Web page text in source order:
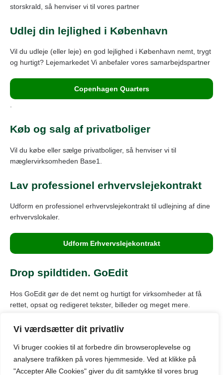
Vi værdsætter dit privatliv
Vi bruger cookies til at forbedre din browseroplevelse og
analysere trafikken på vores hjemmeside Ved at klikke på
"Accepter Alle Cookies" giver du dit samtykke til vores brug
storskrald, så henviser vi til vores partner
Udlej din lejlighed i København
Vil du udleje (eller leje) en god lejlighed i København nemt, trygt
og hurtigt? Lejemarkedet Vi anbefaler vores samarbejdspartner
Copenhagen Quarters
.
Køb og salg af privatboliger
Vil du købe eller sælge privatboliger, så henviser vi til
mæglervirksomheden Base1.
Lav professionel erhvervslejekontrakt
Udform en professionel erhvervslejekontrakt til udlejning af dine
erhvervslokaler.
Udform Erhvervslejekontrakt
Drop spildtiden. GoEdit
Hos GoEdit gør de det nemt og hurtigt for virksomheder at få
rettet, opsat og redigeret tekster, billeder og meget mere.
© Kontor-kbh.dk: Oversigt over markedet for kontorlokaler til leje
i København.
(+45) 70 20 08 14 |info@kontor-kbh.dk